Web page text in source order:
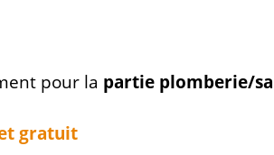
pour la partie plomberie/
gratuit